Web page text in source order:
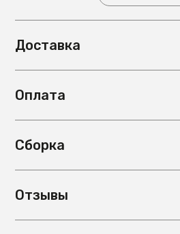
Доставка
Оплата
Сборка
Отзывы